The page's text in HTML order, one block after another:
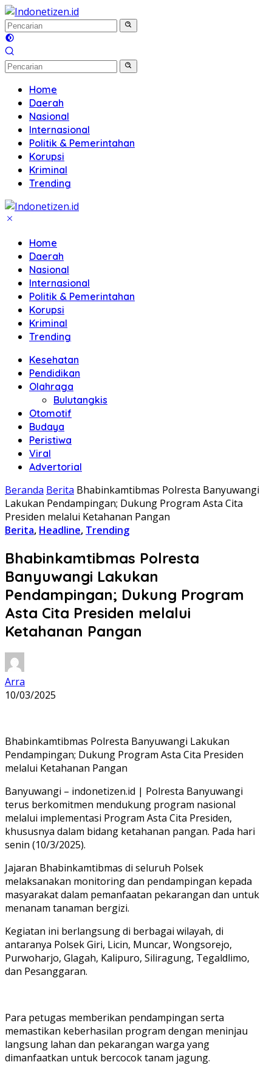
Langsung
ke
konten
Home
Daerah
Nasional
Internasional
Politik & Pemerintahan
Korupsi
Kriminal
Trending
Home
Daerah
Nasional
Internasional
Politik & Pemerintahan
Korupsi
Kriminal
Trending
Kesehatan
Pendidikan
Olahraga
Bulutangkis
Otomotif
Budaya
Peristiwa
Viral
Advertorial
Beranda Berita Bhabinkamtibmas Polresta Banyuwangi
Lakukan Pendampingan; Dukung Program Asta Cita
Presiden melalui Ketahanan Pangan
Berita, Headline, Trending
Bhabinkamtibmas Polresta
Banyuwangi Lakukan
Pendampingan; Dukung Program
Asta Cita Presiden melalui
Ketahanan Pangan
Arra
10/03/2025
Bhabinkamtibmas Polresta Banyuwangi Lakukan
Pendampingan; Dukung Program Asta Cita Presiden
melalui Ketahanan Pangan
Banyuwangi – indonetizen.id | Polresta Banyuwangi
terus berkomitmen mendukung program nasional
melalui implementasi Program Asta Cita Presiden,
khususnya dalam bidang ketahanan pangan. Pada hari
senin (10/3/2025).
Jajaran Bhabinkamtibmas di seluruh Polsek
melaksanakan monitoring dan pendampingan kepada
masyarakat dalam pemanfaatan pekarangan dan untuk
menanam tanaman bergizi.
Kegiatan ini berlangsung di berbagai wilayah, di
antaranya Polsek Giri, Licin, Muncar, Wongsorejo,
Purwoharjo, Glagah, Kalipuro, Siliragung, Tegaldlimo,
dan Pesanggaran.
Para petugas memberikan pendampingan serta
memastikan keberhasilan program dengan meninjau
langsung lahan dan pekarangan warga yang
dimanfaatkan untuk bercocok tanam jagung.